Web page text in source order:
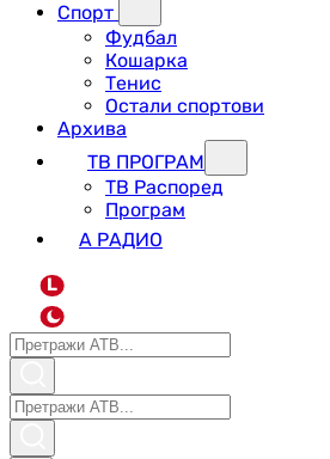
Спорт
Фудбал
Кошарка
Тенис
Остали спортови
Архива
ТВ ПРОГРАМ
ТВ Распоред
Програм
А РАДИО
L